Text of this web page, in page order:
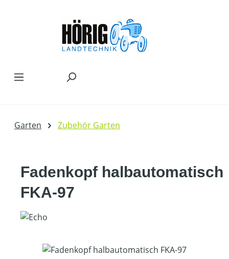
Garten Zubehör Garten
Fadenkopf halbautomatisch
FKA-97
Bildergalerie überspringen